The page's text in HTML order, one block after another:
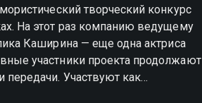
творческий конкурс
На этот раз компанию ведущему
Каширина — еще одна актриса
участники проекта продолжают
Участвуют как
и белорусского